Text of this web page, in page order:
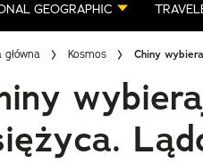
GEOGRAPHIC
główna Kosmos Chiny